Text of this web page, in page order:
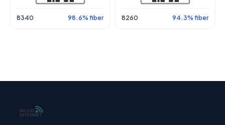
8340 98.6% fiber 8260 94.3% fiber